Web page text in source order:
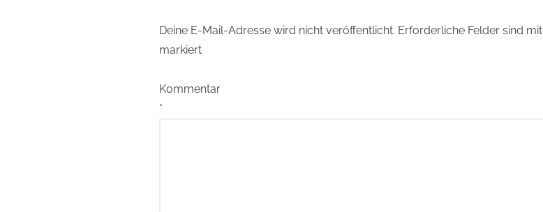
Deine E-Mail-Adresse wird nicht veröffentlicht. Erforderliche Felder sind mit
markiert
Kommentar
*